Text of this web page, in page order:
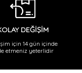
DEĞİŞİM
için 14 gün içinde
etmeniz yeterlidir